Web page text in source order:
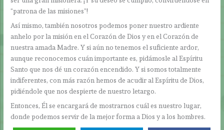
“patrona de las misiones”!
Así mismo, también nosotros podemos poner nuestro ardiente
anhelo por la misión en el Corazón de Dios y en el Corazón de
nuestra amada Madre. Y si aún no tenemos el suficiente ardor,
aunque reconocemos cuán importante es, pidámosle al Espíritu
Santo que nos dé un corazón encendido. Y si somos totalmente
indiferentes, con más razón hemos de acudir al Espíritu de Dios,
pidiéndole que nos despierte de nuestro letargo.
Entonces, Él se encargará de mostrarnos cuál es nuestro lugar,
donde podemos servir de la mejor forma a Dios y a los hombres.